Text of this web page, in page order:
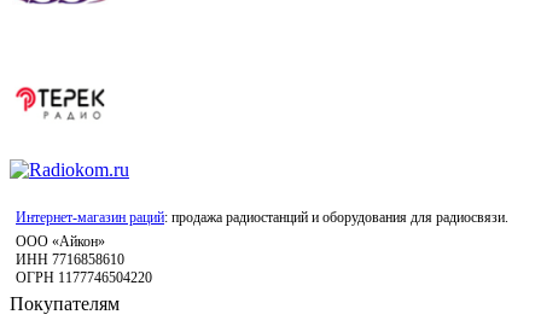
Интернет-магазин раций: продажа радиостанций и оборудования для радиосвязи.
ООО «Айкон»
ИНН 7716858610
ОГРН 1177746504220
Покупателям